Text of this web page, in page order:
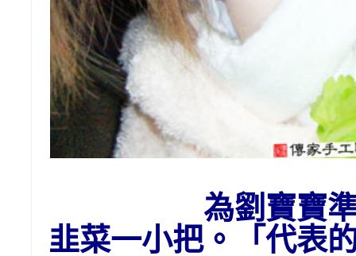
為劉寶寶
韭菜一小把。「代表